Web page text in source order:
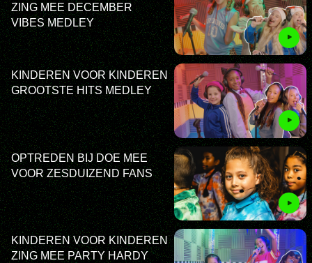
ZING MEE DECEMBER
VIBES MEDLEY
KINDEREN VOOR KINDEREN
GROOTSTE HITS MEDLEY
OPTREDEN BIJ DOE MEE
VOOR ZESDUIZEND FANS
KINDEREN VOOR KINDEREN
ZING MEE PARTY HARDY